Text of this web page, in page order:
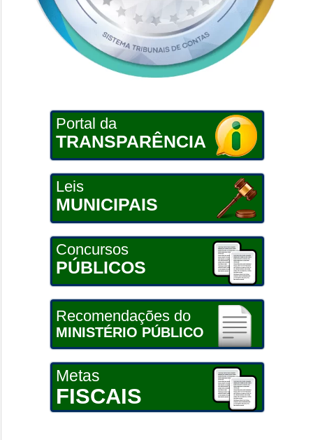
Portal da
TRANSPARÊNCIA
Leis
MUNICIPAIS
Concursos
PÚBLICOS
Recomendações do
MINISTÉRIO PÚBLICO
Metas
FISCAIS